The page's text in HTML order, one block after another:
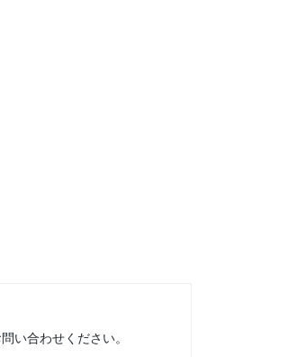
い合わせください。